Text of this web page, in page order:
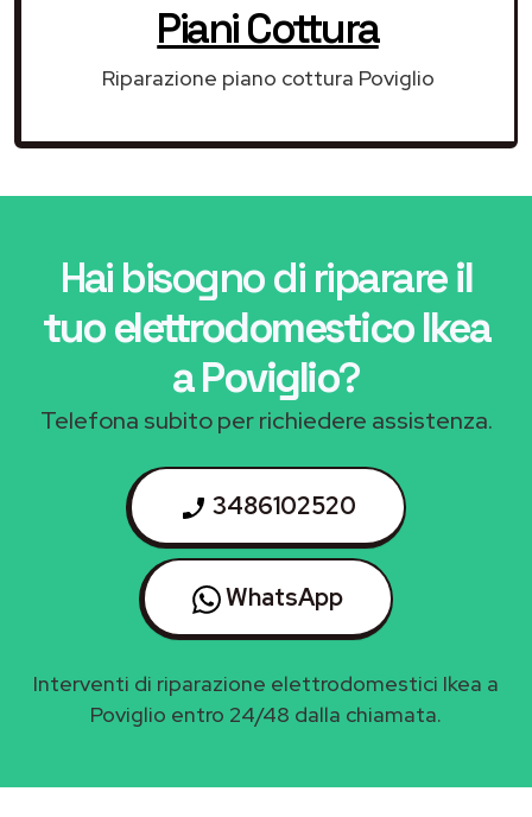
Piani Cottura
Riparazione piano cottura Poviglio
Hai bisogno di riparareil
tuo elettrodomestico Ikea
a Poviglio?
Telefona subito per richiedere assistenza.
3486102520
WhatsApp
Interventi di riparazione elettrodomestici Ikea a
Poviglio entro 24/48 dalla chiamata.